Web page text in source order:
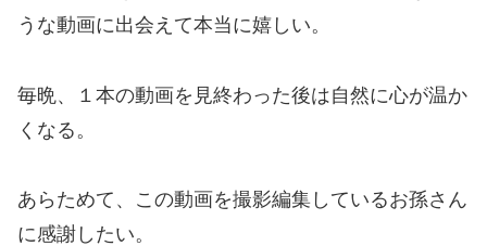
うな動画に出会えて本当に嬉しい。
毎晩、１本の動画を見終わった後は自然に心が温か
くなる。
あらためて、この動画を撮影編集しているお孫さん
に感謝したい。